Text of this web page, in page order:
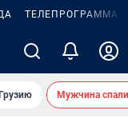
ТЕЛЕПРОГРАММА
Мужчина